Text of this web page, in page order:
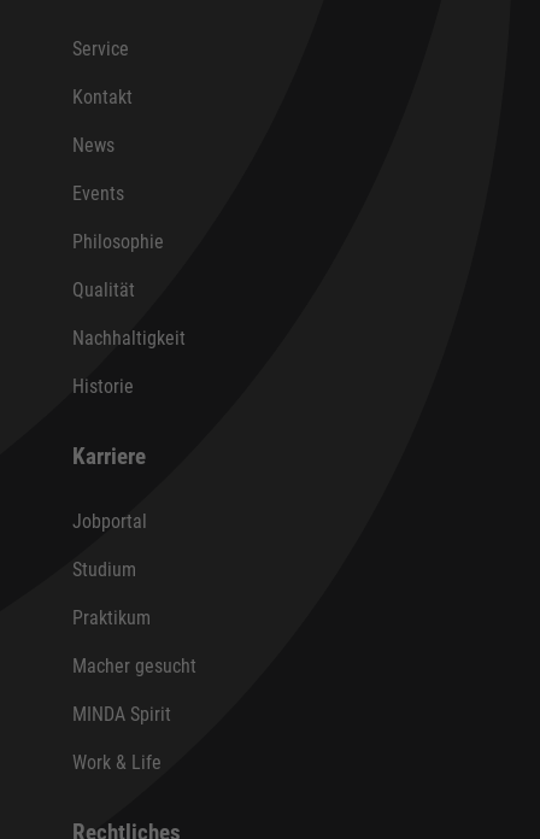
Service
Kontakt
News
Events
Philosophie
Qualität
Nachhaltigkeit
Historie
Karriere
Jobportal
Studium
Praktikum
Macher gesucht
MINDA Spirit
Work & Life
Rechtliches